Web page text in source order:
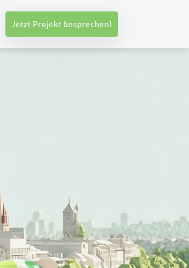
Jetzt Projekt besprechen!